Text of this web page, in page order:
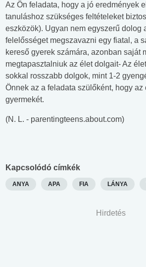
Az Ön feladata, hogy a jó eredmények
tanuláshoz szükséges feltételeket
eszközök). Ugyan nem egyszerű dolog
felelősséget megszavazni egy fiatal, a
kereső gyerek számára, azonban saját
megtapasztalniuk az élet dolgait- Az
sokkal rosszabb dolgok, mint 1-2
Önnek az a feladata szülőként, hogy az
gyermekét.
(N. L. - parentingteens.about.com)
Kapcsolódó címkék
ANYA APA FIA LÁNYA
Hirdetés